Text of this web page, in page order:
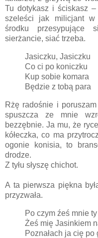
Tu dotykasz i ściskasz
szeleści jak milicjant
środku
sierżancie, siać trzeba.
Jasiczku, Jasiczku
Co ci po koniczku
Kup sobie komara
Będzie z tobą para
Rżę radośnie i
spuszcza ze mnie
bezzębnie. Ja mu, że
kółeczka, co ma
ogonie konisia, to
drodze.
Z tyłu słyszę chichot.
A ta pierwsza piękna
przyzwała.
Po czym źeś mnie ty
Żeś mię Jasinkiem
Poznałach ja cię po